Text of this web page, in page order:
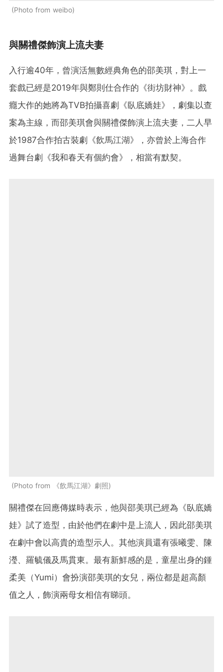
Photo from weibo
與關禮傑飾演上流夫妻
入行逾40年，曾演活無數經典角色的邵美琪，對上一
套戲已經是2019年與鄭則仕合作的《街坊財神》。戲
癮大作的她將為TVB拍攝喜劇《臥底嬌娃》，劇集以查
案為主線，而邵美琪會與關禮傑飾演上流夫妻，二人早
於1987合作拍古裝劇《飲馬江湖》，亦曾於上海合作
過舞台劇《我和春天有個約會》，相當有默契。
Photo from 《飲馬江湖》劇照
關禮傑在回應傳媒時表示，他與邵美琪已經為《臥底嬌
娃》試了造型，由於他們在劇中是上流人，因此邵美琪
在劇中會以高貴的造型示人。其他演員還有張曦雯、陳
瀅、羅毓儀及馬貫東。最有新鮮感的是，童星出身的鍾
柔美（Yumi）會扮演邵美琪的女兒，兩位都是超高顏
值之人，飾演兩母女相信有睇頭。